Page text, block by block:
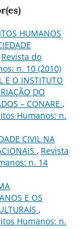
HUMANOS
Revista do
n. 10 (2010)
E O INSTITUTO
DO
– CONARE ,
Humanos: n.
CIVIL NA
, Revista
n. 14
E OS
,
Humanos: n.